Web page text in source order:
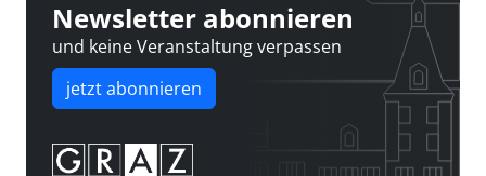
Newsletter abonnieren
und keine Veranstaltung verpassen
jetzt abonnieren